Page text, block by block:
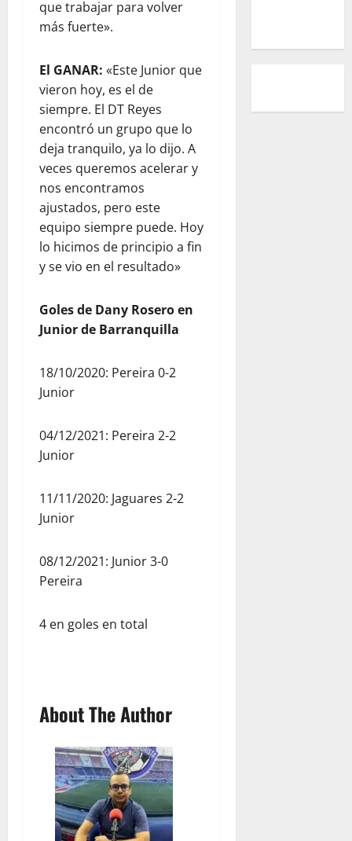
que trabajar para volver
más fuerte».
El GANAR: «Este Junior que
vieron hoy, es el de
siempre. El DT Reyes
encontró un grupo que lo
deja tranquilo, ya lo dijo. A
veces queremos acelerar y
nos encontramos
ajustados, pero este
equipo siempre puede. Hoy
lo hicimos de principio a fin
y se vio en el resultado»
Goles de Dany Rosero en
Junior de Barranquilla
18/10/2020: Pereira 0-2
Junior
04/12/2021: Pereira 2-2
Junior
11/11/2020: Jaguares 2-2
Junior
08/12/2021: Junior 3-0
Pereira
4 en goles en total
About The Author